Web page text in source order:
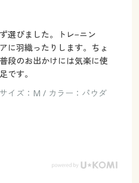
選びました。トレ−ニン
に羽織ったりします。ちょ
段のお出かけには気楽に使
です。
イズ：M / カラー：パウダ